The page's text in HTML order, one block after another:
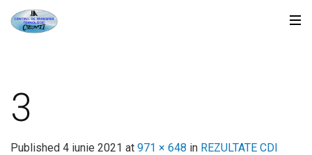
3
Published 4 iunie 2021 at 971 × 648 in REZULTATE CDI